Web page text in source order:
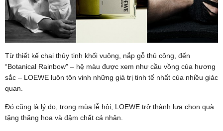
Từ thiết kế chai thủy tinh khối vuông, nắp gỗ thủ công, đến
“Botanical Rainbow” – hệ màu được xem như cầu vồng của hương
sắc – LOEWE luôn tôn vinh những giá trị tinh tế nhất của nhiều giác
quan.
Đó cũng là lý do, trong mùa lễ hội, LOEWE trở thành lựa chọn quà
tặng thăng hoa và đậm chất cá nhân.